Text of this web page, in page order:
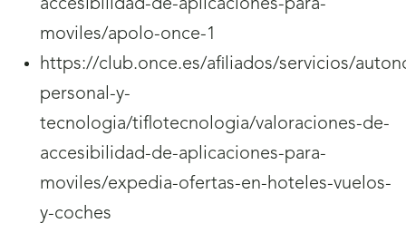
accesibilidad-de-aplicaciones-para-
moviles/apolo-once-1
https://club.once.es/afiliados/servicios/
personal-y-
tecnologia/tiflotecnologia/valoraciones-de-
accesibilidad-de-aplicaciones-para-
moviles/expedia-ofertas-en-hoteles-vuelos-
y-coches